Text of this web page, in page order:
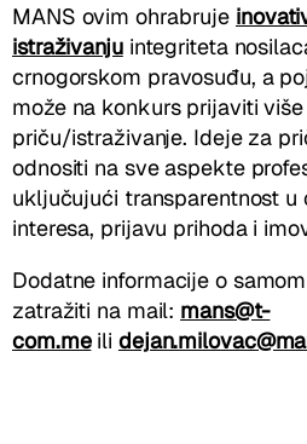
MANS ovim ohrabruje
istraživanjuintegriteta
crnogorskom pravosuđu, a
može na konkurs prijaviti
priču/istraživanje. Ideje za
odnositi na sve aspekte
uključujući transparentnost
interesa, prijavu prihoda i
Dodatne informacije o
zatražiti na mail: mans@t-
com.meili